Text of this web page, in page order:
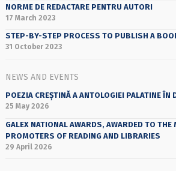
NORME DE REDACTARE PENTRU AUTORI
17 March 2023
STEP-BY-STEP PROCESS TO PUBLISH A
31 October 2023
NEWS AND EVENTS
POEZIA CREȘTINĂ A ANTOLOGIEI PALATINE ÎN
25 May 2026
GALEX NATIONAL AWARDS, AWARDED TO THE
PROMOTERS OF READING AND LIBRARIES
29 April 2026